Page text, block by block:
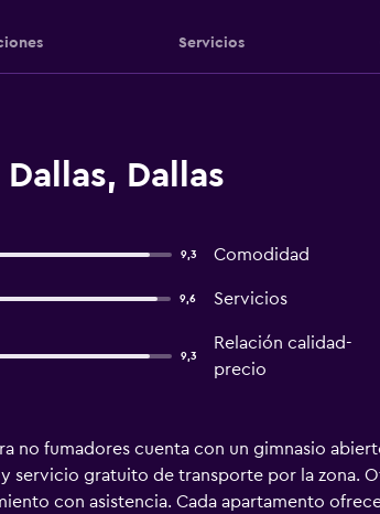
Servicios
Dallas
9,3 Comodidad
9,6 Servicios
9,3
Relación calidad-
precio
no fumadores cuenta con un gimnasio
servicio gratuito de transporte por la zona.
con asistencia. Cada apartamento